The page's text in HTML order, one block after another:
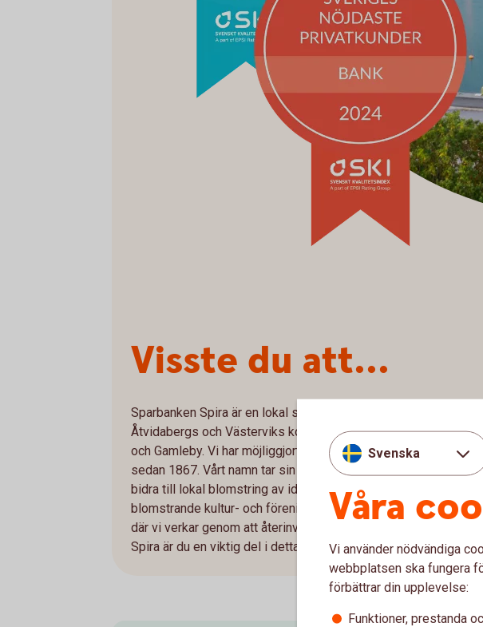
Visste du att...
Sparbanken Spira är en lokal sparbank som erbjuder ett
Åtvidabergs och Västerviks kommuner med tre besökskontor -
och Gamleby. Vi har möjliggjort för människor, företag och
sedan 1867. Vårt namn tar sin utgångspunkt i vår historia och
bidra till lokal blomstring av idéer, initiativ och
blomstrande kultur- och föreningsliv. Sparbanksidén handlar
där vi verkar genom att återinvestera vårt överskott i bygden.
Spira är du en viktig del i detta lokala kretslopp.
Svenska
Våra
Vi använder nödvändiga
webbplatsen ska fungera
förbättrar din upplevelse:
Funktioner, prestanda